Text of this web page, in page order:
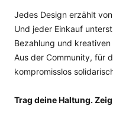
Jedes Design erzählt
Und jeder Einkauf
Bezahlung und
Aus der Community, für
kompromisslos
Trag deine Haltung.